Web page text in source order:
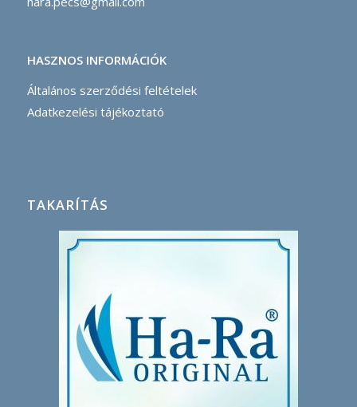
HASZNOS INFORMÁCIÓK
Általános szerződési feltételek
Adatkezelési tájékoztató
TAKARÍTÁS